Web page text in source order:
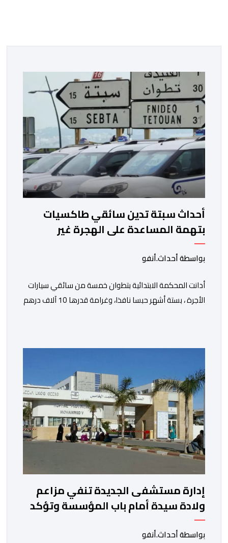
أحداث سبتة تدين سائقي طاكسيات
بتهمة المساعدة على الهجرة غير
النظامية
بواسطة أحداث.أنفو
أدانت المحكمة الابتدائية بتطوان خمسة من سائقي سيارات
الأجرة ، بستة أشهر حبسا نافذا، وغرامة قدرها 10 آلاف درهم
نقابية. وخلفت هذه الأحكام حالة استياء وسط مهنيي
“لا يخولها […]
إدارة مستشفى الجديدة تنفي مزاعم
ولادة سيدة أمام باب المؤسسة وتؤكد
فتح تحقيق
بواسطة أحداث.أنفو